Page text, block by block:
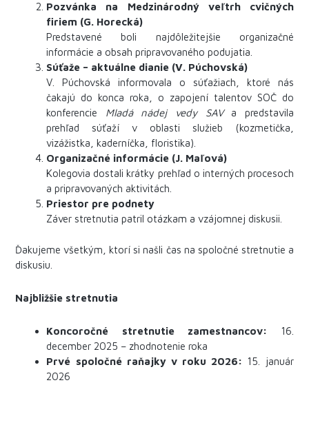
Pozvánka na Medzinárodný veľtrh cvičných
firiem (G. Horecká)
Predstavené boli najdôležitejšie organizačné
informácie a obsah pripravovaného podujatia.
Súťaže – aktuálne dianie (V. Púchovská)
V. Púchovská informovala o súťažiach, ktoré nás
čakajú do konca roka, o zapojení talentov SOČ do
konferencie Mladá nádej vedy SAVa predstavila
prehľad súťaží v oblasti služieb (kozmetička,
vizážistka, kaderníčka, floristika).
Organizačné informácie (J. Maľová)
Kolegovia dostali krátky prehľad o interných procesoch
a pripravovaných aktivitách.
Priestor pre podnety
Záver stretnutia patril otázkam a vzájomnej diskusii.
Ďakujeme všetkým, ktorí si našli čas na spoločné stretnutie a
diskusiu.
Najbližšie stretnutia
Koncoročné stretnutie zamestnancov: 16.
december 2025 – zhodnotenie roka
Prvé spoločné raňajky v roku 2026: 15. január
2026